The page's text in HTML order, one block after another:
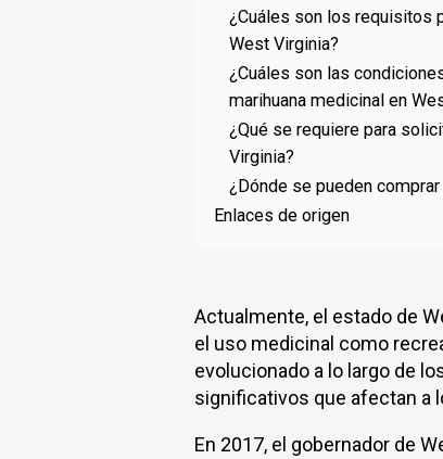
¿Cuáles son los requisitos
West Virginia?
¿Cuáles son las
marihuana medicinal en
¿Qué se requiere para
Virginia?
¿Dónde se pueden
Enlaces de origen
Actualmente, el estado de
el uso medicinal como
evolucionado a lo largo de
significativos que afectan a
En 2017, el gobernador de